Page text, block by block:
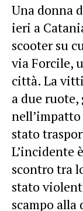
Una donna
ieri a
scooter su
via Forcile,
città. La
a due
stato
L’incidente
scontro tra
stato
scampo